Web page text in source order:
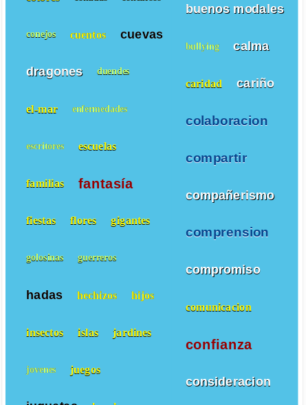
buenos modales
bullying calma
caridad cariño
colaboracion
compartir
compañerismo
comprension
compromiso
comunicacion
confianza
consideracion
conejos cuentos cuevas
dragones duendes
el-mar enfermedades
escritores escuelas
familias fantasía
fiestas flores gigantes
golosinas guerreros
hadas hechizos hijos
insectos islas jardines
jovenes juegos